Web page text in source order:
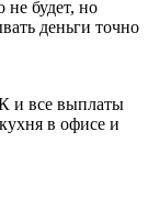
не будет, но
деньги точно
и все выплаты
в офисе и